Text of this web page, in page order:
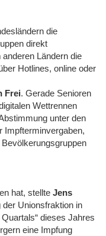
die
direkt
Ländern die
Hotlines, online oder
Frei. Gerade Senioren
Wettrennen
unter den
Impfterminvergaben,
hat, stellteJens
Unionsfraktion in
dieses Jahres
eine Impfung